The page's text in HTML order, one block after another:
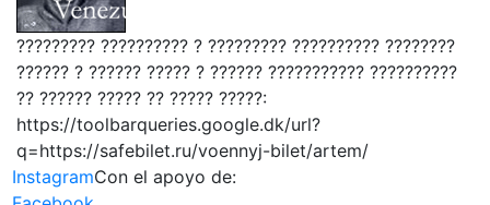
????????? ?????????? ? ????????? ?????????? ????????
?????? ? ?????? ????? ? ?????? ??????????? ??????????
?? ?????? ????? ?? ????? ?????:
https://toolbarqueries.google.dk/url?
q=https://safebilet.ru/voennyj-bilet/artem/
InstagramCon el apoyo de: